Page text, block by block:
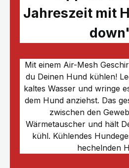
Jahreszeit mit
Mit einem Air-Mesh
du Deinen Hund kühlen!
kaltes Wasser und wringe
dem Hund anziehst. Das
zwischen den
Wärmetauscher und hält
kühl. Kühlendes
hechelnden